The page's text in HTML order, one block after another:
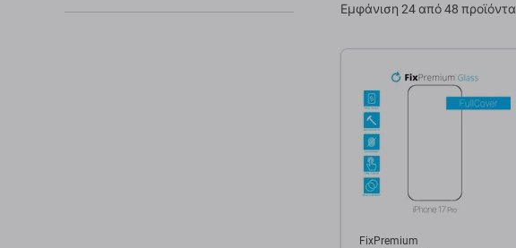
Εμφάνιση 24 από 48 προϊόντα
FixPremium